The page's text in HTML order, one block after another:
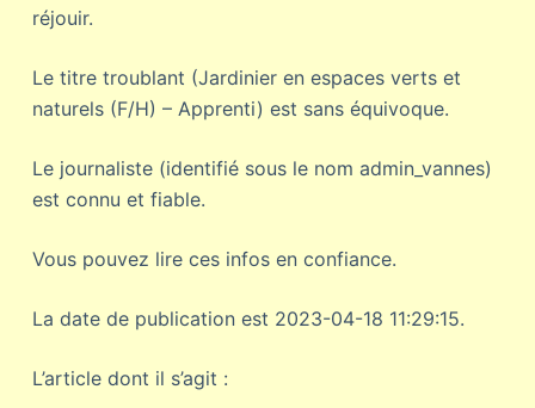
réjouir.
Le titre troublant (Jardinier en espaces verts et
naturels (F/H) – Apprenti) est sans équivoque.
Le journaliste (identifié sous le nom admin_vannes)
est connu et fiable.
Vous pouvez lire ces infos en confiance.
La date de publication est 2023-04-18 11:29:15.
L’article dont il s’agit :